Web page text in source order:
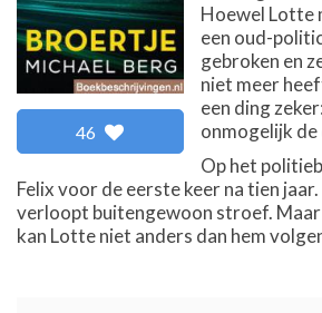
46
Hoewel Lotte
een oud-
gebroken en
niet meer
een ding
onmogelijk de
Op het
Felix voor de eerste keer na tien
verloopt buitengewoon stroef. Maar
kan Lotte niet anders dan hem